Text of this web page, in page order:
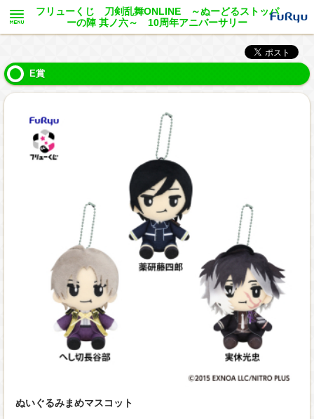
フリューくじ 刀剣乱舞ONLINE ～ぬーどるストッパ
ーの陣 其ノ六～ 10周年アニバーサリー
E賞
ぬいぐるみまめマスコット